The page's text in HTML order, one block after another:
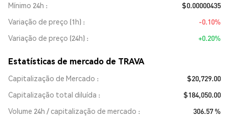
Mínimo 24h
$0.00000435
Variação de preço (1h)
-0.10%
Variação de preço (24h)
+0.20%
Estatísticas de mercado de TRAVA
Capitalização de Mercado
$20,729.00
Capitalização total diluída
$184,050.00
Volume 24h / capitalização de mercado
306.57 %